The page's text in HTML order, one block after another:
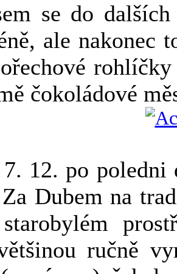
se do
ale nakonec
čokoládové
12. po
Dubem na
starobylém
ručně